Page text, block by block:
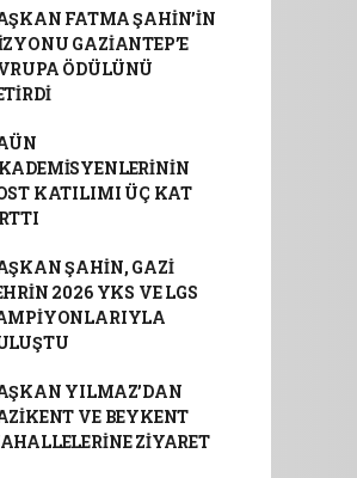
FATMA ŞAHİN’İN
GAZİANTEP’E
ÖDÜLÜNÜ
KATILIMI ÜÇ KAT
ŞAHİN, GAZİ
2026 YKS VE LGS
YILMAZ’DAN
VE BEYKENT
ZİYARET